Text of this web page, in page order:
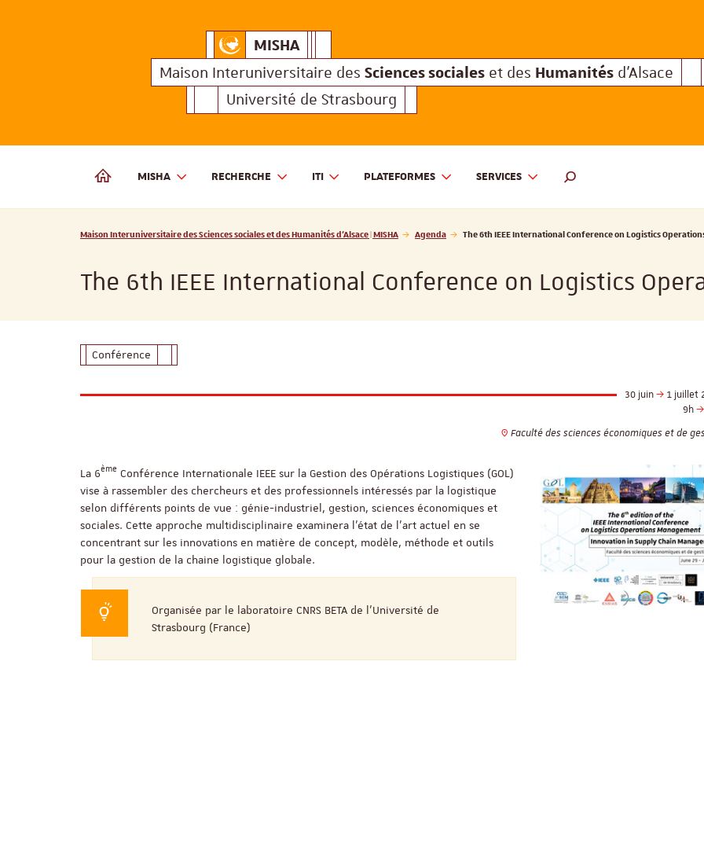
MISHAMaison Interuniversitaire des
Maison Interuniversitaire des Sciences sociales et des Humanités d'Alsace
Université de Strasbourg
MAISON INTERUNIVERSITAIRE DES SCIENCES SOCIALES ET DES HUMANITÉS D'ALSACE | MISHA
MISHA RECHERCHE ITI PLATEFORMES SERVICES
MOTEUR DE RECHERCHE
Maison Interuniversitaire des
Vous êtes ici :
Maison Interuniversitaire des Sciences sociales et des Humanités d'Alsace | MISHA Agenda The 6th IEEE International Conference on Logistics
The 6th IEEE International Conference on Logistics
Conférence
30 juin
1 juillet
9h
Faculté des sciences économiques et de
La 6ème Conférence Internationale IEEE sur la Gestion des Opérations Logistiques (GOL)
vise à rassembler des chercheurs et des professionnels intéressés par la logistique
selon différents points de vue : génie-industriel, gestion, sciences économiques et
sociales. Cette approche multidisciplinaire examinera l’état de l’art actuel en se
concentrant sur les innovations en matière de concept, modèle, méthode et outils
pour la gestion de la chaine logistique globale.
Organisée par le laboratoire CNRS BETA de l'Université de
Strasbourg (France)